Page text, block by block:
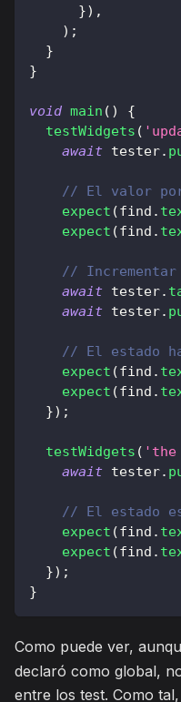
}) ,
) ;
}
}
void main ( )
{
testWidgets (
await tester.
// El valor
expect (find .
expect (find .
//
await tester.
await tester.
// El estado ha
expect (find .
expect (find .
}) ;
testWidgets ( 'the
await tester.
// El estado
expect (find .
expect (find .
}) ;
}
Como puede ver,
declaró como global,
entre los test. Como